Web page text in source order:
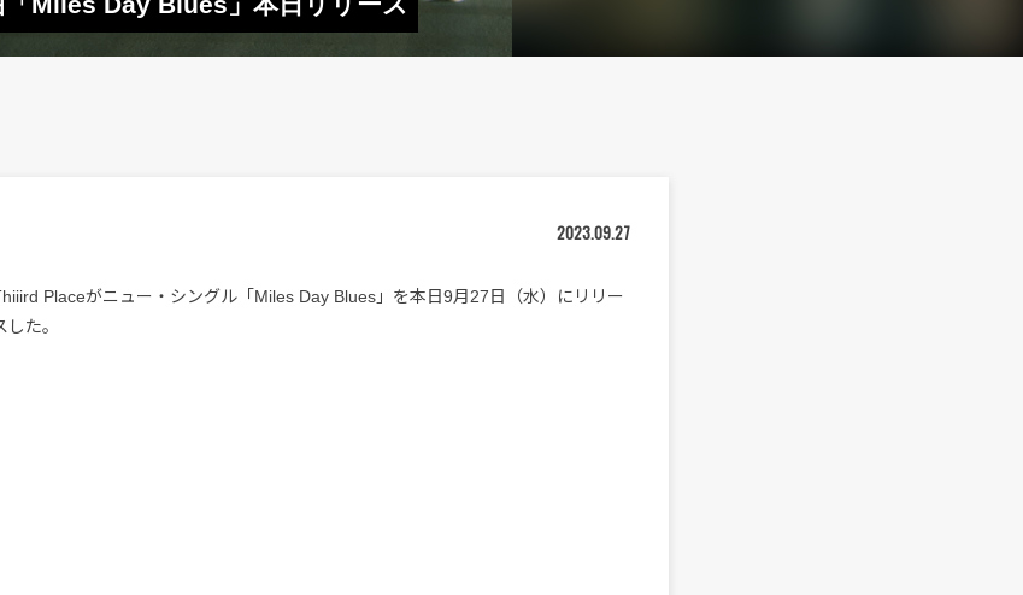
2023.09.27
Placeがニュー・シングル「Miles Day Blues」を本日9月27日（水）にリリー
した。